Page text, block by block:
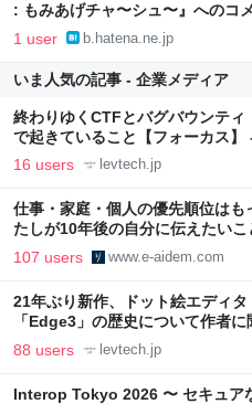
: もみあげチャ〜シュ〜』へのコ
1 user b.hatena.ne.jp
いま人気の記事 - 企業メディア
終わりゆくCTFとバグバウンテ
で起きていること【フォーカス
16 users levtech.jp
仕事・家庭・個人の優先順位は
たしが10年後の自分に伝えたい
107 users www.e-aidem.com
21年ぶり新作、ドット絵エディタ
「Edge3」の歴史について作者
LAB
88 users levtech.jp
Interop Tokyo 2026 〜 セキュア